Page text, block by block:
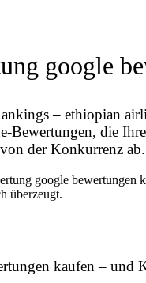
google
– ethiopian
die
der Konkurrenz ab.
google
überzeugt.
kaufen – und